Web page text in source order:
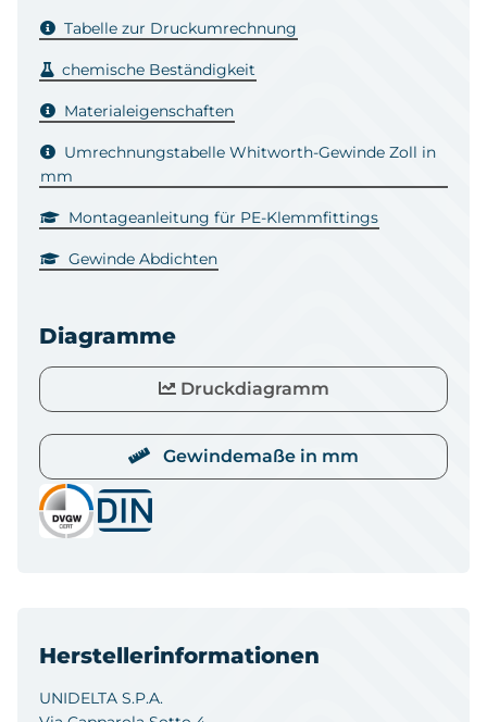
Tabelle zur Druckumrechnung
chemische Beständigkeit
Materialeigenschaften
Umrechnungstabelle Whitworth-Gewinde Zoll in
mm
Montageanleitung für PE-Klemmfittings
Gewinde Abdichten
Diagramme
Druckdiagramm
Gewindemaße in mm
Herstellerinformationen
UNIDELTA S.P.A.